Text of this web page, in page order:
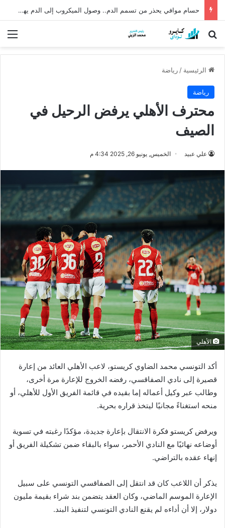
حسام موافي يحذر من تسمم الدم.. وصول الميكروب إلى الدم يهدد الحياة
بحث عن
الرئيسية / رياضة
رياضة
محترف الأهلي يرفض الرحيل في
الصيف
علي عبيد الخميس, يونيو 26, 2025 4:34 م
الأهلي
أكد التونسي محمد الضاوي كريستو، لاعب الأهلي العائد من إعارة
قصيرة إلى نادي الصفاقسي، رفضه الخروج للإعارة مرة أخرى،
وطالب عبر وكيل أعماله إما بقيده في قائمة الفريق الأول للأهلي، أو
منحه استغناءً مجانيًا ليتخذ قراره بحرية.
ويرفض كريستو فكرة الانتقال بإعارة جديدة، مؤكدًا رغبته في تسوية
أوضاعه نهائيًا مع النادي الأحمر، سواء بالبقاء ضمن تشكيلة الفريق أو
إنهاء عقده بالتراضي.
يذكر أن اللاعب كان قد انتقل إلى الصفاقسي التونسي على سبيل
الإعارة الموسم الماضي، وكان العقد يتضمن بند شراء بقيمة مليون
دولار، إلا أن أداءه لم يقنع النادي التونسي لتنفيذ البند.